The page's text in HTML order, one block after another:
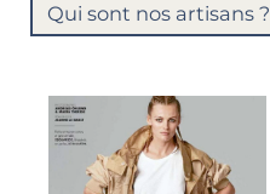
Qui sont nos artisans ?